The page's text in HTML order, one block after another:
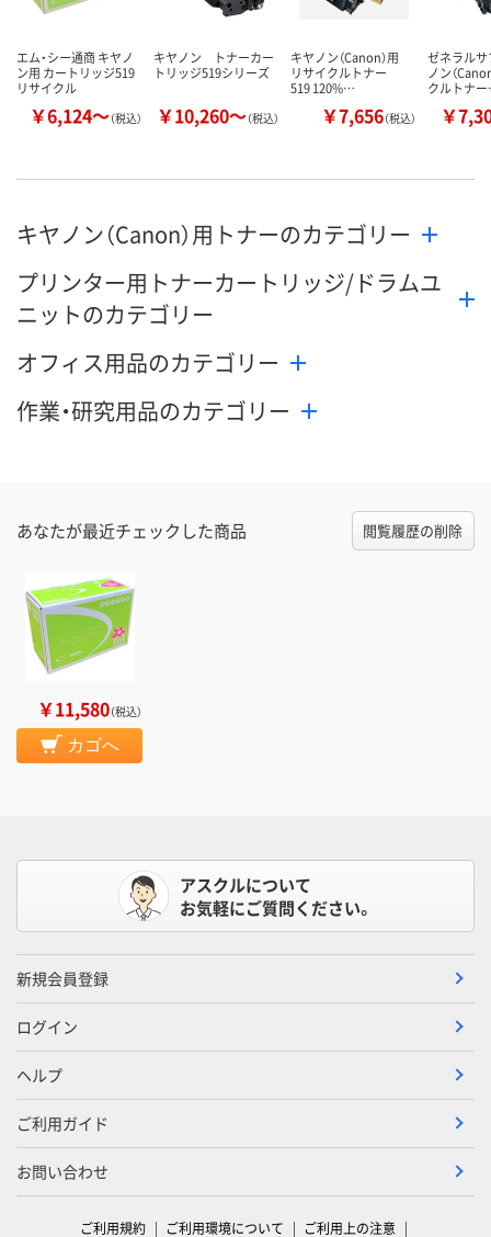
エム・シー通商 キヤノ
ン用 カートリッジ519
リサイクル
￥6,124～（税込）
キヤノン トナーカー
トリッジ519シリーズ
￥10,260～（税込）
キヤノン（Canon）用
リサイクルトナー
519 120%…
￥7,656（税込）
ゼネラル
ノン（
クルトナ
￥
キヤノン（Canon）用トナーのカテゴリー
プリンター用トナーカートリッジ/ドラムユ
ニットのカテゴリー
オフィス用品のカテゴリー
作業・研究用品のカテゴリー
あなたが最近チェックした商品 閲覧履歴の削除
￥11,580（税込）
カゴへ
アスクルについて
お気軽にご質問ください。
新規会員登録
ログイン
ヘルプ
ご利用ガイド
お問い合わせ
ご利用規約 ご利用環境について ご利用上の注意